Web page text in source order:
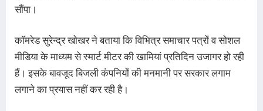
सौंपा।
कॉमरेड सुरेन्द्र खोखर ने बताया कि विभित्र समाचार पत्रों व सोशल
मीडिया के माध्यम से स्मार्ट मीटर की खामियां प्रतिदिन उजागर हो रही
हैं। इसके बावजूद बिजली कंपनियों की मनमानी पर सरकार लगाम
लगाने का प्रयास नहीं कर रही है।